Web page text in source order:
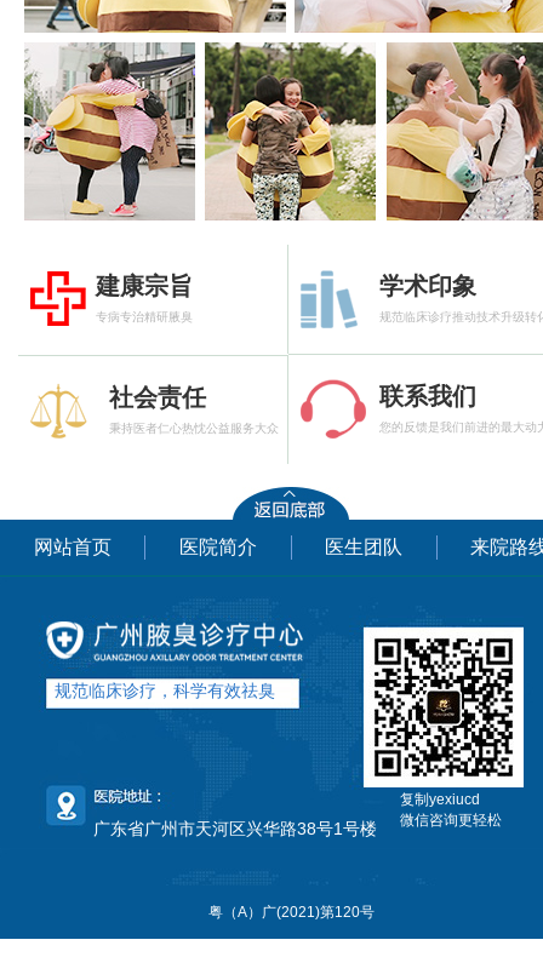
建康宗旨
专病专治精研腋臭
学术印象
规范临床诊疗推动技术升级转
社会责任
秉持医者仁心热忱公益服务大众
联系我们
您的反馈是我们前进的最大动
网站首页 医院简介 医生团队 来院路
规范临床诊疗，科学有效祛臭
广东省广州市天河区兴华路38号1号楼
复制yexiucd
微信咨询更轻松
粤（A）广(2021)第120号